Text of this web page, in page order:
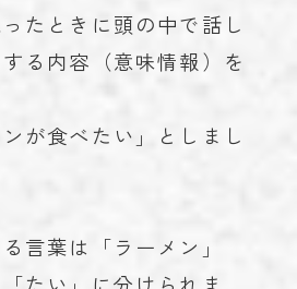
たときに頭の中で話し
る内容（意味情報）を
が食べたい」としまし
言葉は「ラーメン」